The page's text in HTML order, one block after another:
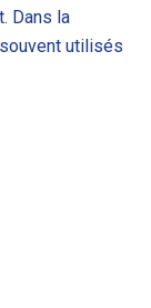
Dans la
utilisés